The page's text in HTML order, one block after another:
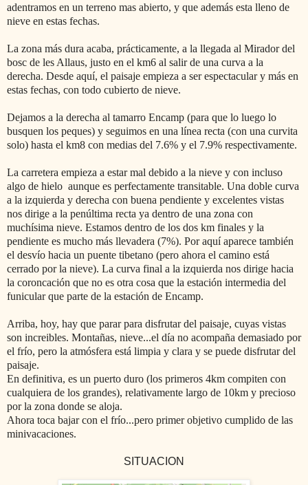
adentramos en un terreno mas abierto, y que además esta lleno de
nieve en estas fechas.
La zona más dura acaba, prácticamente, a la llegada al Mirador del
bosc de les Allaus, justo en el km6 al salir de una curva a la
derecha. Desde aquí, el paisaje empieza a ser espectacular y más en
estas fechas, con todo cubierto de nieve.
Dejamos a la derecha al tamarro Encamp (para que lo luego lo
busquen los peques) y seguimos en una línea recta (con una curvita
solo) hasta el km8 con medias del 7.6% y el 7.9% respectivamente.
La carretera empieza a estar mal debido a la nieve y con incluso
algo de hielo aunque es perfectamente transitable. Una doble curva
a la izquierda y derecha con buena pendiente y excelentes vistas
nos dirige a la penúltima recta ya dentro de una zona con
muchísima nieve. Estamos dentro de los dos km finales y la
pendiente es mucho más llevadera (7%). Por aquí aparece también
el desvío hacia un puente tibetano (pero ahora el camino está
cerrado por la nieve). La curva final a la izquierda nos dirige hacia
la coroncación que no es otra cosa que la estación intermedia del
funicular que parte de la estación de Encamp.
Arriba, hoy, hay que parar para disfrutar del paisaje, cuyas vistas
son increibles. Montañas, nieve...el día no acompaña demasiado por
el frío, pero la atmósfera está limpia y clara y se puede disfrutar del
paisaje.
En definitiva, es un puerto duro (los primeros 4km compiten con
cualquiera de los grandes), relativamente largo de 10km y precioso
por la zona donde se aloja.
Ahora toca bajar con el frío...pero primer objetivo cumplido de las
minivacaciones.
SITUACION